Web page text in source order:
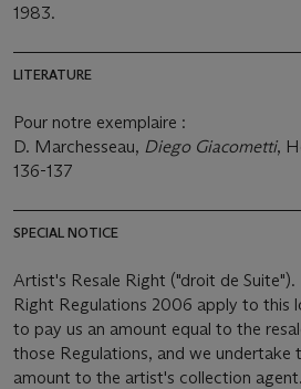
1983.
LITERATURE
Pour notre exemplaire :
D. Marchesseau, Diego Giacometti,
136-137
SPECIAL NOTICE
Artist's Resale Right ("droit de
Right Regulations 2006 apply to this
to pay us an amount equal to the
those Regulations, and we undertake
amount to the artist's collection agent. This item will be